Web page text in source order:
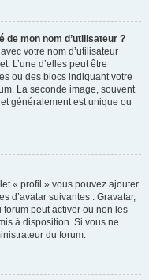
mon nom d’utilisateur ?
votre nom d’utilisateur
L’une d’elles peut être
ou des blocs indiquant votre
La seconde image, souvent
généralement est unique ou
« profil » vous pouvez ajouter
d’avatar suivantes : Gravatar,
forum peut activer ou non les
à disposition. Si vous ne
du forum.